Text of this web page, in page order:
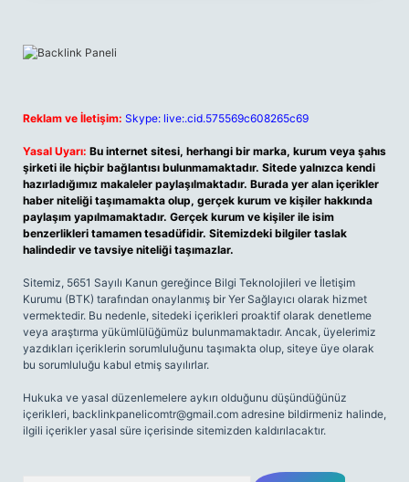
Reklam ve İletişim: Skype: live:.cid.575569c608265c69
Yasal Uyarı: Bu internet sitesi, herhangi bir marka, kurum veya şahıs
şirketi ile hiçbir bağlantısı bulunmamaktadır. Sitede yalnızca kendi
hazırladığımız makaleler paylaşılmaktadır. Burada yer alan içerikler
haber niteliği taşımamakta olup, gerçek kurum ve kişiler hakkında
paylaşım yapılmamaktadır. Gerçek kurum ve kişiler ile isim
benzerlikleri tamamen tesadüfidir. Sitemizdeki bilgiler taslak
halindedir ve tavsiye niteliği taşımazlar.
Sitemiz, 5651 Sayılı Kanun gereğince Bilgi Teknolojileri ve İletişim
Kurumu (BTK) tarafından onaylanmış bir Yer Sağlayıcı olarak hizmet
vermektedir. Bu nedenle, sitedeki içerikleri proaktif olarak denetleme
veya araştırma yükümlülüğümüz bulunmamaktadır. Ancak, üyelerimiz
yazdıkları içeriklerin sorumluluğunu taşımakta olup, siteye üye olarak
bu sorumluluğu kabul etmiş sayılırlar.
Hukuka ve yasal düzenlemelere aykırı olduğunu düşündüğünüz
içerikleri, backlinkpanelicomtr@gmail.com adresine bildirmeniz halinde,
ilgili içerikler yasal süre içerisinde sitemizden kaldırılacaktır.